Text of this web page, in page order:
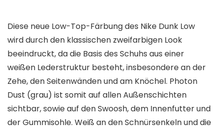
Diese neue Low-Top-Färbung des Nike Dunk Low
wird durch den klassischen zweifarbigen Look
beeindruckt, da die Basis des Schuhs aus einer
weißen Lederstruktur besteht, insbesondere an der
Zehe, den Seitenwänden und am Knöchel. Photon
Dust (grau) ist somit auf allen Außenschichten
sichtbar, sowie auf den Swoosh, dem Innenfutter und
der Gummisohle. Weiß an den Schnürsenkeln und die